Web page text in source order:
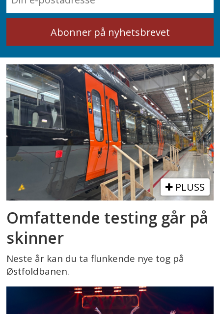
kostnadsbilde, kvalitet og hyppighet.
Dersom konkurransen ikke fører
frem, fortsetter driften i kommunal
egenregi.
PLUSS
Omfattende testing går på
skinner
Neste år kan du ta flunkende nye tog på
Østfoldbanen.